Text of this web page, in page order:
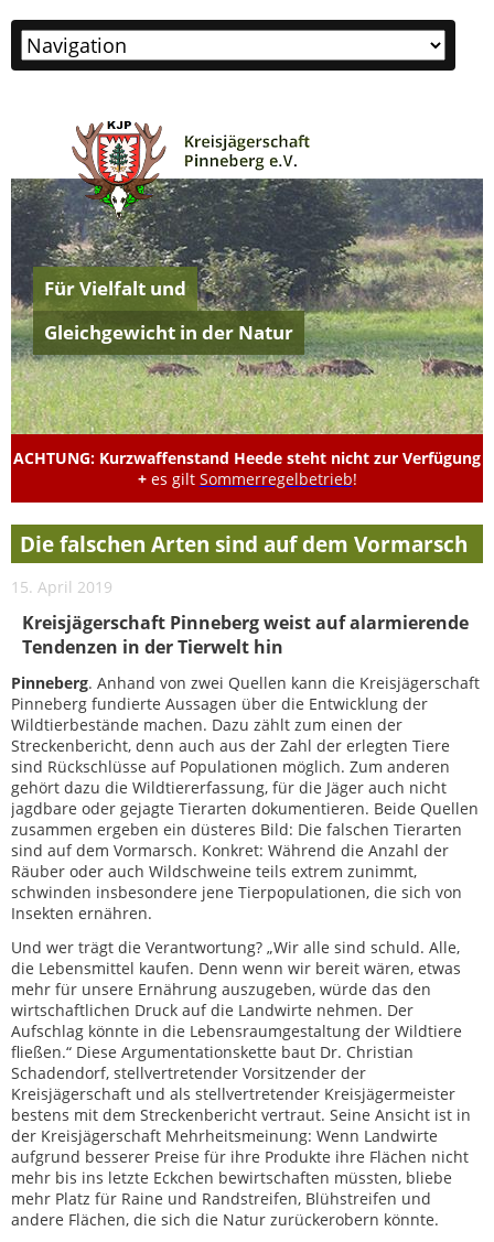
Zielseite
Für Vielfalt und
Gleichgewicht in der Natur
ACHTUNG: Kurzwaffenstand Heede steht nicht zur Verfügung
+ es gilt Sommerregelbetrieb!
Die falschen Arten sind auf dem Vormarsch
15. April 2019
Kreisjägerschaft Pinneberg weist auf alarmierende
Tendenzen in der Tierwelt hin
Pinneberg. Anhand von zwei Quellen kann die Kreisjägerschaft
Pinneberg fundierte Aussagen über die Entwicklung der
Wildtierbestände machen. Dazu zählt zum einen der
Streckenbericht, denn auch aus der Zahl der erlegten Tiere
sind Rückschlüsse auf Populationen möglich. Zum anderen
gehört dazu die Wildtiererfassung, für die Jäger auch nicht
jagdbare oder gejagte Tierarten dokumentieren. Beide Quellen
zusammen ergeben ein düsteres Bild: Die falschen Tierarten
sind auf dem Vormarsch. Konkret: Während die Anzahl der
Räuber oder auch Wildschweine teils extrem zunimmt,
schwinden insbesondere jene Tierpopulationen, die sich von
Insekten ernähren.
Und wer trägt die Verantwortung? „Wir alle sind schuld. Alle,
die Lebensmittel kaufen. Denn wenn wir bereit wären, etwas
mehr für unsere Ernährung auszugeben, würde das den
wirtschaftlichen Druck auf die Landwirte nehmen. Der
Aufschlag könnte in die Lebensraumgestaltung der Wildtiere
fließen.“ Diese Argumentationskette baut Dr. Christian
Schadendorf, stellvertretender Vorsitzender der
Kreisjägerschaft und als stellvertretender Kreisjägermeister
bestens mit dem Streckenbericht vertraut. Seine Ansicht ist in
der Kreisjägerschaft Mehrheitsmeinung: Wenn Landwirte
aufgrund besserer Preise für ihre Produkte ihre Flächen nicht
mehr bis ins letzte Eckchen bewirtschaften müssten, bliebe
mehr Platz für Raine und Randstreifen, Blühstreifen und
andere Flächen, die sich die Natur zurückerobern könnte.